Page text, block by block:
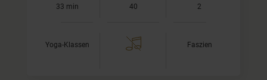
33 min 40 2
Yoga-Klassen Faszien